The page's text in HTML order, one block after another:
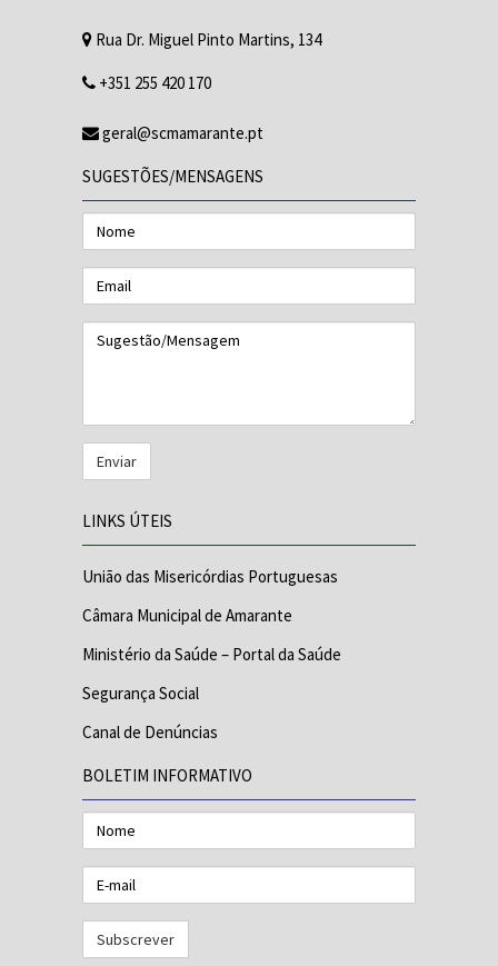
Rua Dr. Miguel Pinto Martins, 134
+351 255 420 170
geral@scmamarante.pt
SUGESTÕES/MENSAGENS
Nome
Email
Sugestão/Mensagem
LINKS ÚTEIS
União das Misericórdias Portuguesas
Câmara Municipal de Amarante
Ministério da Saúde – Portal da Saúde
Segurança Social
Canal de Denúncias
BOLETIM INFORMATIVO
Nome
E-
mail